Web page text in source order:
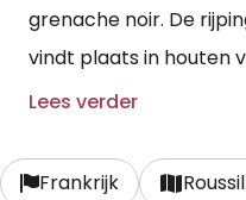
grenache noir. De
vindt plaats in houten
geeft de tuilé meer
Lees verder
Frankrijk